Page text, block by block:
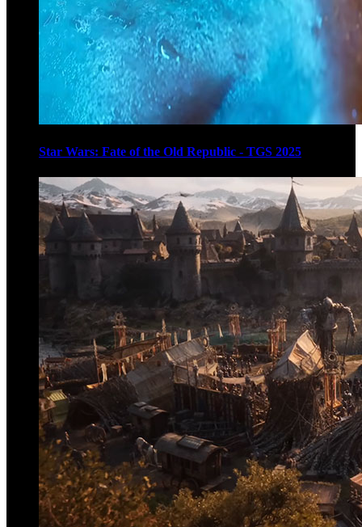
Star Wars: Fate of the Old Republic - TGS 2025